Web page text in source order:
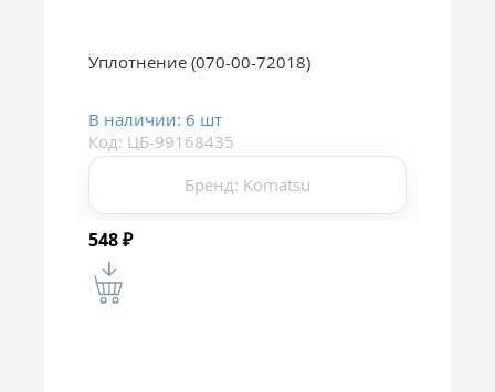
Уплотнение (070-00-72018)
В наличии: 6 шт
Код: ЦБ-99168435
Бренд: Komatsu
548₽